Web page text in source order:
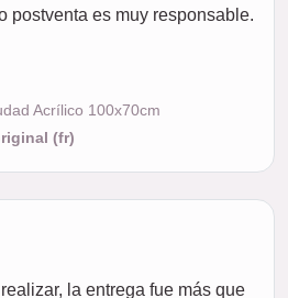
postventa es muy responsable.
Acrílico 100x70cm
(fr)
la entrega fue más que